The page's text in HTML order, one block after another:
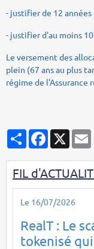
- justifier de 12
- justifier d'au moins
Le versement des
plein (67 ans au plus
régime de l'Assurance
PartagerFacebook
X
FIL
Le 16/07/2026
RealT : Le
tokenisé